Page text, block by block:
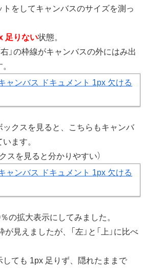
トをしてキャンバスのサイズを測っ
足りない状態。
右」の枠線がキャンバスの外にはみ出
ックスを見ると、こちらもキャンバ
ます。
スを見ると分かりやすい）
の拡大表示にしてみました。
枠が見えましたが、「左」と「上」に比べ
しても 1px 足りず、隠れたままで